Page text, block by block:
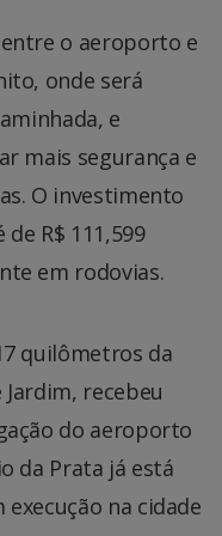
o aeroporto e
onde será
e
mais segurança e
O investimento
R$ 111,599
em rodovias.
quilômetros da
recebeu
do aeroporto
da Prata já está
na cidade